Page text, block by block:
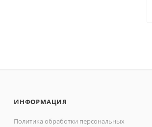
ИНФОРМАЦИЯ
Политика обработки персональных